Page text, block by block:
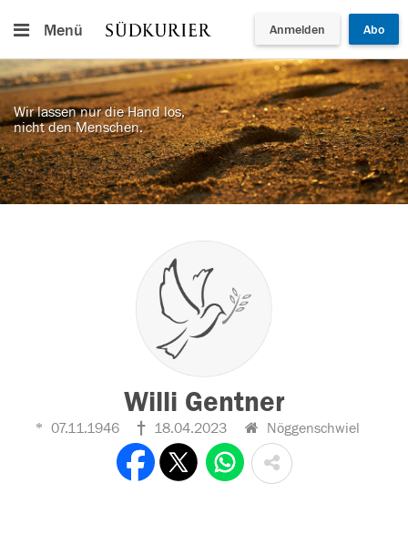
Menü Anmelden Abo
Wir lassen nur die Hand los,
nicht den Menschen.
Willi Gentner
07.11.1946 18.04.2023 Nöggenschwiel